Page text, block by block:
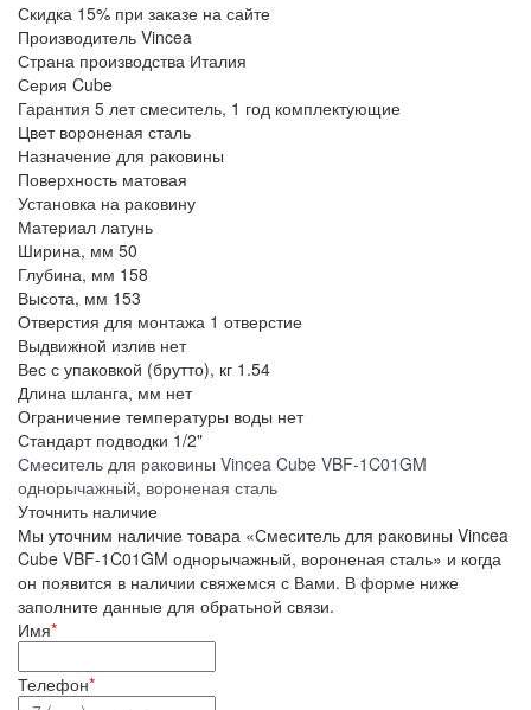
Скидка 15% при заказе на сайте
Производитель Vincea
Страна производства Италия
Серия Cube
Гарантия 5 лет смеситель, 1 год комплектующие
Цвет вороненая сталь
Назначение для раковины
Поверхность матовая
Установка на раковину
Материал латунь
Ширина, мм 50
Глубина, мм 158
Высота, мм 153
Отверстия для монтажа 1 отверстие
Выдвижной излив нет
Вес с упаковкой (брутто), кг 1.54
Длина шланга, мм нет
Ограничение температуры воды нет
Стандарт подводки 1/2"
Смеситель для раковины Vincea Cube VBF-1C01GM
однорычажный, вороненая сталь
Уточнить наличие
Мы уточним наличие товара «Смеситель для раковины Vincea
Cube VBF-1C01GM однорычажный, вороненая сталь» и когда
он появится в наличии свяжемся с Вами. В форме ниже
заполните данные для обратьной связи.
Имя*
Телефон*